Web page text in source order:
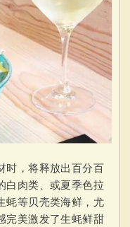
时，将释放出百分百
白肉类、或夏季色拉
蚝等贝壳类海鲜，尤
完美激发了生蚝鲜甜